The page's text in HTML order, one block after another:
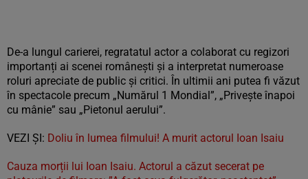
De-a lungul carierei, regratatul actor a colaborat cu regizori
importanți ai scenei românești și a interpretat numeroase
roluri apreciate de public și critici. În ultimii ani putea fi văzut
în spectacole precum „Numărul 1 Mondial”, „Privește înapoi
cu mânie” sau „Pietonul aerului”.
VEZI ȘI: Doliu în lumea filmului! A murit actorul Ioan Isaiu
Cauza morții lui Ioan Isaiu. Actorul a căzut secerat pe